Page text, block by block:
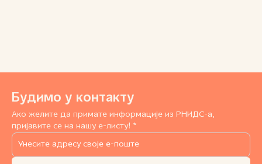
Будимо у контакту
Ако желите да примате информације из РНИДС-а,
пријавите се на нашу е-листу! *